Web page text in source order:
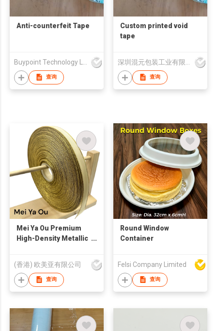
Anti-counterfeit Tape
查询
Custom printed void
tape
查询
Mei Ya Ou Premium
High-Density Metallic
(香港) 欧美亚有限公司
查询
Round Window
Container
Felsi Company Limited
查询